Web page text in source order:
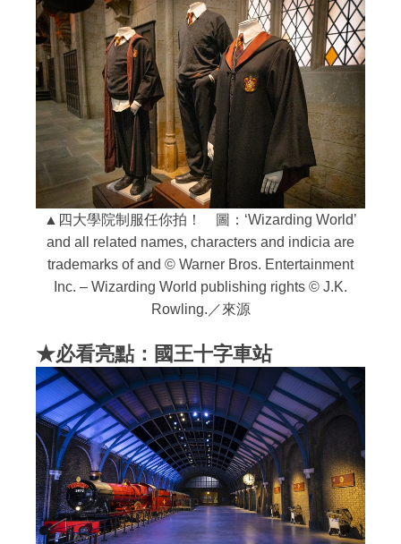
▲四大學院制服任你拍！ 圖：‘Wizarding World’
and all related names, characters and indicia are
trademarks of and © Warner Bros. Entertainment
Inc. – Wizarding World publishing rights © J.K.
Rowling.／來源
★必看亮點：國王十字車站